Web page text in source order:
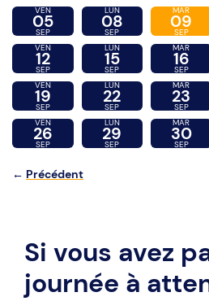
VEN
05
SEP
LUN
08
SEP
MAR
09
SEP
VEN
12
SEP
LUN
15
SEP
MAR
16
SEP
VEN
19
SEP
LUN
22
SEP
MAR
23
SEP
VEN
26
SEP
LUN
29
SEP
MAR
30
SEP
← Précédent
Si vous avez
journée à